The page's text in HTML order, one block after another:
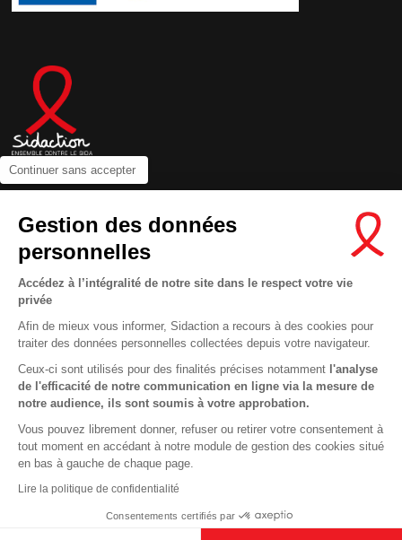
Continuer sans accepter
Gestion des données
personnelles
Accédez à l’intégralité de notre site dans le respect votre vie
privée
Afin de mieux vous informer, Sidaction a recours à des cookies pour
traiter des données personnelles collectées depuis votre navigateur.
Ceux-ci sont utilisés pour des finalités précises notamment l'analyse
de l'efficacité de notre communication en ligne via la mesure de
notre audience, ils sont soumis à votre approbation.
Vous pouvez librement donner, refuser ou retirer votre consentement à
tout moment en accédant à notre module de gestion des cookies situé
en bas à gauche de chaque page.
Lire la politique de confidentialité
Consentements certifiés par
Newsletter
Nous suivre sur les réseaux :
MENTIONS LÉGALES
CONDITIONS D’UTILISATION ET PROTECTION DES DONNÉES
COOKIES
This site uses cookies and gives you control over what you want to
En savoir plus